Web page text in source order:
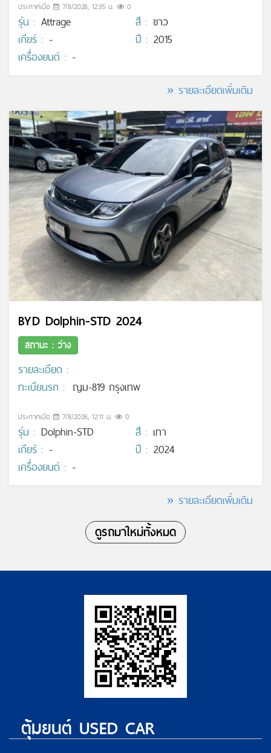
ประกาศเมื่อ 7/8/2026, 12:35 น. 0
รุ่น : Attrage สี : ขาว
เกียร์ : - ปี : 2015
เครื่องยนต์ : -
» รายละเอียดเพิ่มเติม
BYD Dolphin-STD 2024
สถานะ : ว่าง
รายละเอียด :
ทะเบียนรถ : ญม-819 กรุงเทพ
ประกาศเมื่อ 7/8/2026, 12:11 น. 0
รุ่น : Dolphin-STD สี : เทา
เกียร์ : - ปี : 2024
เครื่องยนต์ : -
» รายละเอียดเพิ่มเติม
ดูรถมาใหม่ทั้งหมด
ตุ้มยนต์ USED CAR